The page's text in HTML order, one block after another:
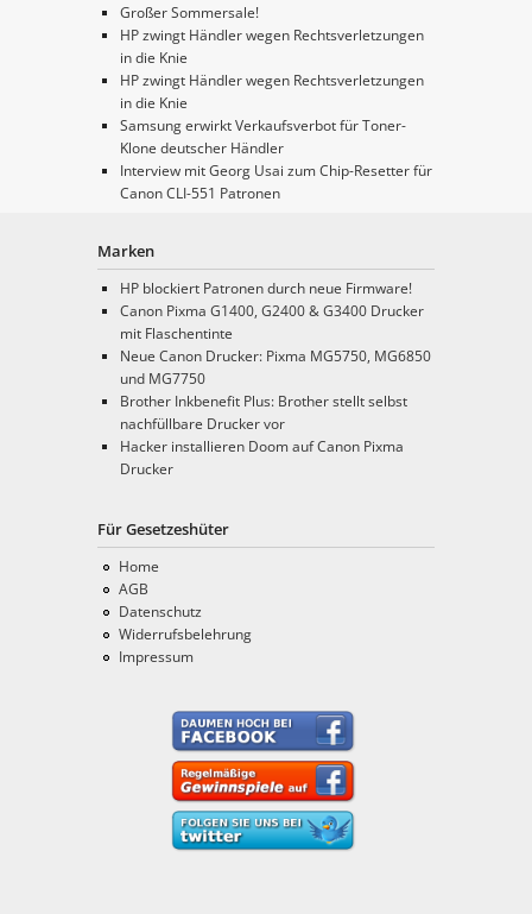
Großer Sommersale!
HP zwingt Händler wegen Rechtsverletzungen
in die Knie
HP zwingt Händler wegen Rechtsverletzungen
in die Knie
Samsung erwirkt Verkaufsverbot für Toner-
Klone deutscher Händler
Interview mit Georg Usai zum Chip-Resetter für
Canon CLI-551 Patronen
Marken
HP blockiert Patronen durch neue Firmware!
Canon Pixma G1400, G2400 & G3400 Drucker
mit Flaschentinte
Neue Canon Drucker: Pixma MG5750, MG6850
und MG7750
Brother Inkbenefit Plus: Brother stellt selbst
nachfüllbare Drucker vor
Hacker installieren Doom auf Canon Pixma
Drucker
Für Gesetzeshüter
Home
AGB
Datenschutz
Widerrufsbelehrung
Impressum